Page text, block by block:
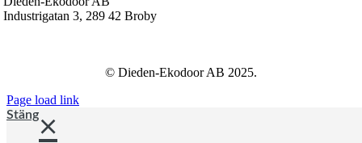
Industrigatan 3, 289 42 Broby
© Dieden-Ekodoor AB 2025.
Page load link
Stäng